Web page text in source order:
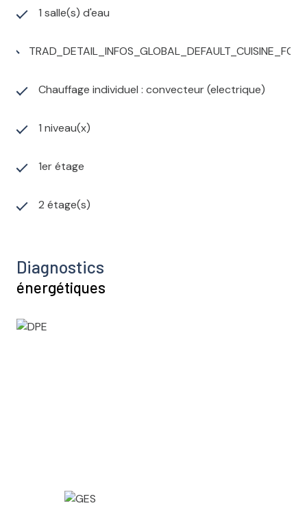
1 salle(s) d'eau
Chauffage individuel : convecteur (electrique)
1 niveau(x)
1er étage
2 étage(s)
Diagnostics
énergétiques